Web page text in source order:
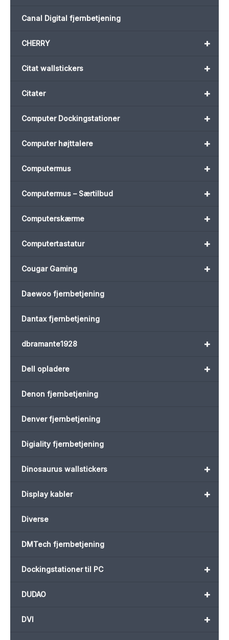
Canal Digital fjernbetjening
+
CHERRY
+
Citat wallstickers
+
Citater
+
Computer Dockingstationer
+
Computer højttalere
+
Computermus
+
Computermus – Særtilbud
+
Computerskærme
+
Computertastatur
+
Cougar Gaming
Daewoo fjernbetjening
Dantax fjernbetjening
+
dbramante1928
+
Dell opladere
Denon fjernbetjening
Denver fjernbetjening
Digiality fjernbetjening
+
Dinosaurus wallstickers
+
Display kabler
Diverse
DMTech fjernbetjening
+
Dockingstationer til PC
+
DUDAO
+
DVI